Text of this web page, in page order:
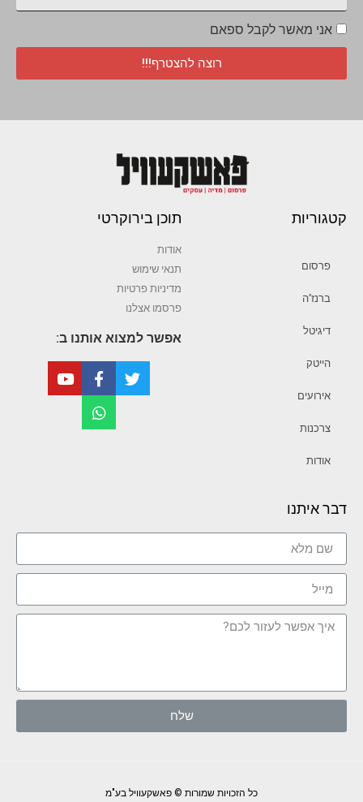
אני מאשר לקבל ספאם
רוצה להצטרף!!!
קטגוריות
פרסום
ברנז’ה
דיגיטל
הייטק
אירועים
צרכנות
אודות
תוכן בירוקרטי
אודות
תנאי שימוש
מדיניות פרטיות
פרסמו אצלנו
אפשר למצוא אותנו ב:
דבר איתנו
שלח
כל הזכויות שמורות © פאשקעוויל בע"מ